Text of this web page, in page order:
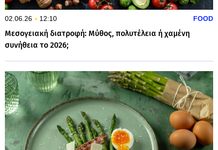
02.06.26 12:10 FOOD
Μεσογειακή διατροφή: Μύθος, πολυτέλεια ή χαμένη
συνήθεια το 2026;